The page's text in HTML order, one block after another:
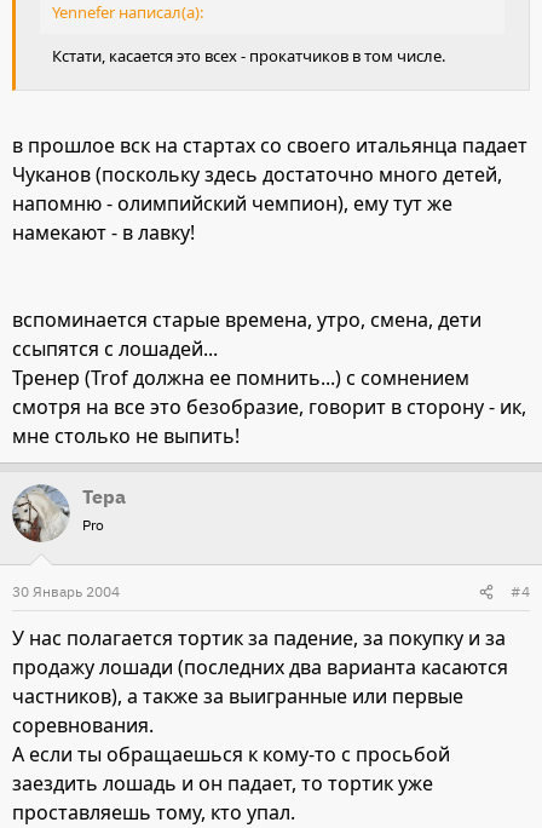
Yennefer написал(а):
Кстати, касается это всех - прокатчиков в том числе.
в прошлое вск на стартах со своего итальянца падает
Чуканов (поскольку здесь достаточно много детей,
напомню - олимпийский чемпион), ему тут же
намекают - в лавку!
вспоминается старые времена, утро, смена, дети
ссыпятся с лошадей...
Тренер (Trof должна ее помнить...) с сомнением
смотря на все это безобразие, говорит в сторону - ик,
мне столько не выпить!
Тера
Pro
30 Январь 2004 #4
У нас полагается тортик за падение, за покупку и за
продажу лошади (последних два варианта касаются
частников), а также за выигранные или первые
соревнования.
А если ты обращаешься к кому-то с просьбой
заездить лошадь и он падает, то тортик уже
проставляешь тому, кто упал.